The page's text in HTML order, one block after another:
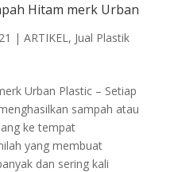
Hitam merk Urban
| ARTIKEL, Jual Plastik
Urban Plastic – Setiap
sampah atau
ke tempat
yang membuat
dan sering kali